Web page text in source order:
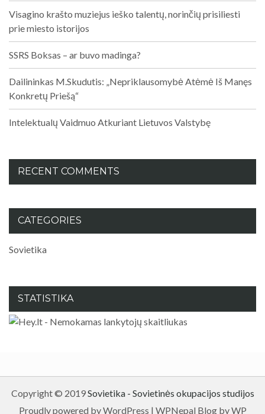
Visagino krašto muziejus ieško talentų, norinčių prisiliesti
prie miesto istorijos
SSRS Boksas – ar buvo madinga?
Dailininkas M.Skudutis: „Nepriklausomybė Atėmė Iš Manęs
Konkretų Priešą“
Intelektualų Vaidmuo Atkuriant Lietuvos Valstybę
RECENT COMMENTS
CATEGORIES
Sovietika
STATISTIKA
Copyright © 2019Sovietika - Sovietinės okupacijos studijos
Proudly powered by WordPress | WPNepal Blog by WP